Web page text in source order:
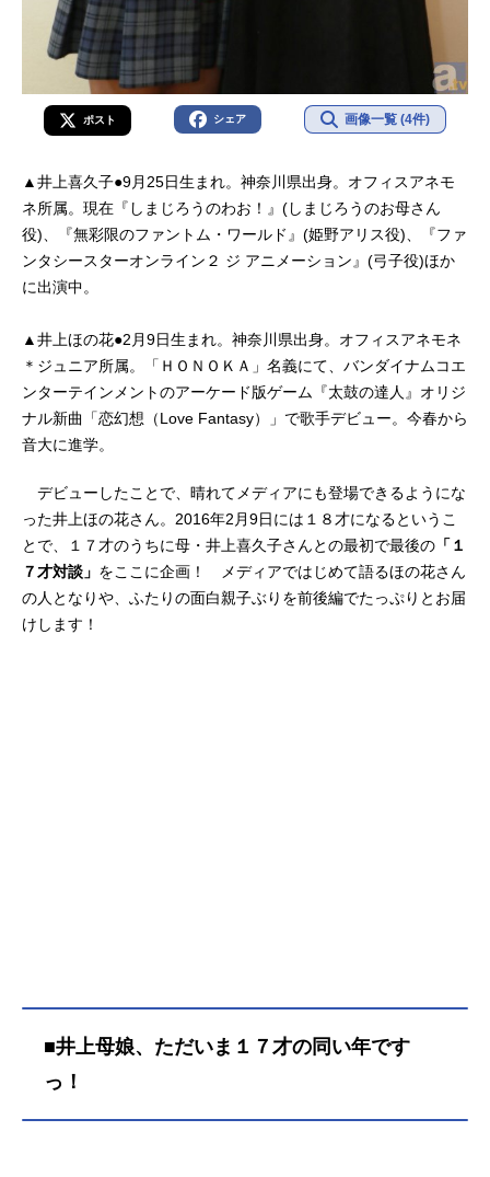
ポスト シェア 画像一覧 (4件)
▲井上喜久子●9月25日生まれ。神奈川県出身。オフィスアネモ
ネ所属。現在『しまじろうのわお！』(しまじろうのお母さん
役)、『無彩限のファントム・ワールド』(姫野アリス役)、『ファ
ンタシースターオンライン２ ジ アニメーション』(弓子役)ほか
に出演中。
▲井上ほの花●2月9日生まれ。神奈川県出身。オフィスアネモネ
＊ジュニア所属。「ＨＯＮＯＫＡ」名義にて、バンダイナムコエ
ンターテインメントのアーケード版ゲーム『太鼓の達人』オリジ
ナル新曲「恋幻想（Love Fantasy）」で歌手デビュー。今春から
音大に進学。
デビューしたことで、晴れてメディアにも登場できるようにな
った井上ほの花さん。2016年2月9日には１８才になるというこ
とで、１７才のうちに母・井上喜久子さんとの最初で最後の 「１
７才対談」 をここに企画！ メディアではじめて語るほの花さん
の人となりや、ふたりの面白親子ぶりを前後編でたっぷりとお届
けします！
■井上母娘、ただいま１７才の同い年です
っ！